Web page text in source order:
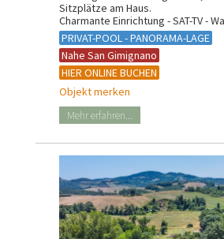
Sitzplätze am Haus.
Charmante Einrichtung - SAT-TV -
PRIVAT-POOL - PANORAMA-LAGE
Nahe San Gimignano
HIER ONLINE BUCHEN
Objekt merken
Mehr erfahren...